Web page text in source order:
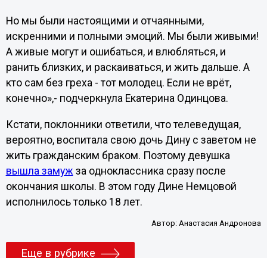
Но мы были настоящими и отчаянными,
искренними и полными эмоций. Мы были живыми!
А живые могут и ошибаться, и влюбляться, и
ранить близких, и раскаиваться, и жить дальше. А
кто сам без греха - тот молодец. Если не врёт,
конечно»,- подчеркнула Екатерина Одинцова.
Кстати, поклонники ответили, что телеведущая,
вероятно, воспитала свою дочь Дину с заветом не
жить гражданским браком. Поэтому девушка
вышла замуж за одноклассника сразу после
окончания школы. В этом году Дине Немцовой
исполнилось только 18 лет.
Автор: Анастасия Андронова
Еще в рубрике